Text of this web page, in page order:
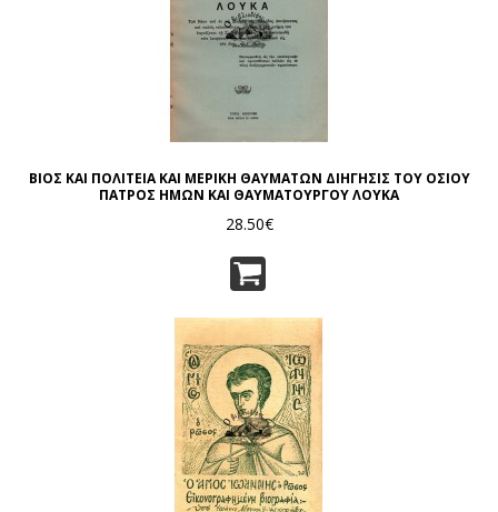
ΒΙΟΣ ΚΑΙ ΠΟΛΙΤΕΙΑ ΚΑΙ ΜΕΡΙΚΗ ΘΑΥΜΑΤΩΝ ΔΙΗΓΗΣΙΣ ΤΟΥ ΟΣΙΟΥ
ΠΑΤΡΟΣ ΗΜΩΝ ΚΑΙ ΘΑΥΜΑΤΟΥΡΓΟΥ ΛΟΥΚΑ
28.50€